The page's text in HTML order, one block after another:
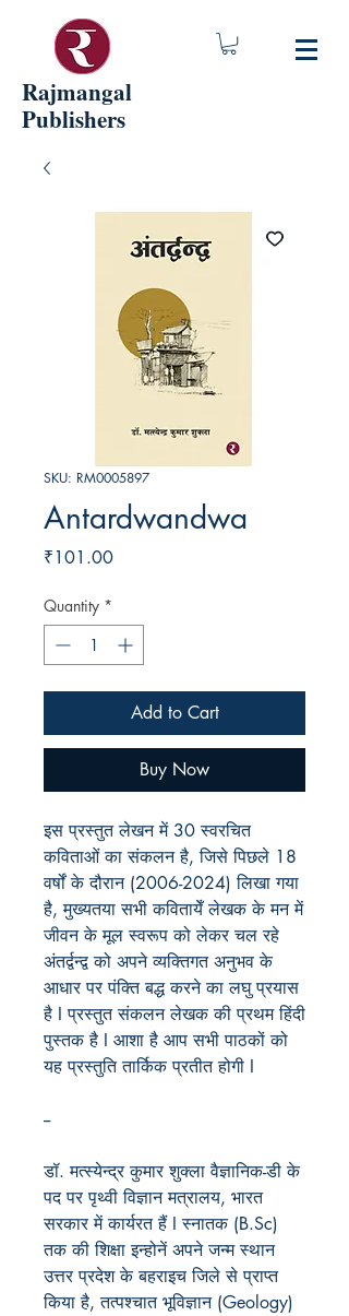
Rajmangal
Publishers
SKU: RM0005897
Antardwandwa
₹101.00Price
Quantity *
Add to Cart
Buy Now
इस प्रस्तुत लेखन में 30 स्वरचित
कविताओं का संकलन है, जिसे पिछले 18
वर्षों के दौरान (2006-2024) लिखा गया
है, मुख्यतया सभी कवितायेँ लेखक के मन में
जीवन के मूल स्वरूप को लेकर चल रहे
अंतर्द्वन्द्व को अपने व्यक्तिगत अनुभव के
आधार पर पंक्ति बद्ध करने का लघु प्रयास
है I प्रस्तुत संकलन लेखक की प्रथम हिंदी
पुस्तक है I आशा है आप सभी पाठकों को
यह प्रस्तुति तार्किक प्रतीत होगी I
--
डॉ. मत्स्येन्द्र कुमार शुक्ला वैज्ञानिक-डी के
पद पर पृथ्वी विज्ञान मत्रालय, भारत
सरकार में कार्यरत हैं I स्नातक (B.Sc)
तक की शिक्षा इन्होनें अपने जन्म स्थान
उत्तर प्रदेश के बहराइच जिले से प्राप्त
किया है, तत्पश्चात भूविज्ञान (Geology)